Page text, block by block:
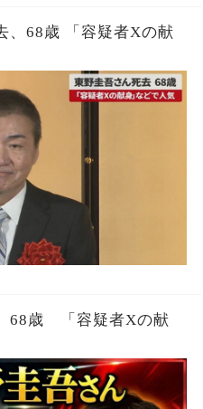
、68歳 「容疑者Xの献
68歳 「容疑者Xの献